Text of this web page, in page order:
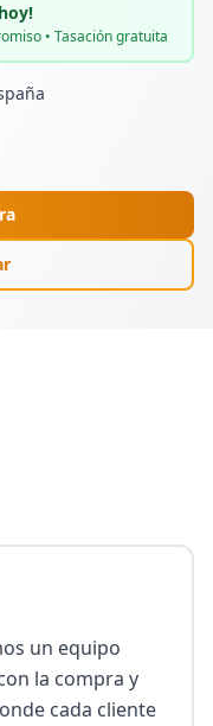
• Tasación gratuita
un equipo
la compra y
cada cliente